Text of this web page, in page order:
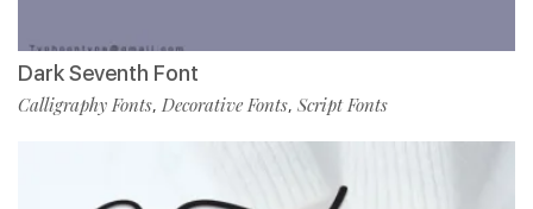
Dark Seventh Font
Calligraphy Fonts, Decorative Fonts, Script Fonts